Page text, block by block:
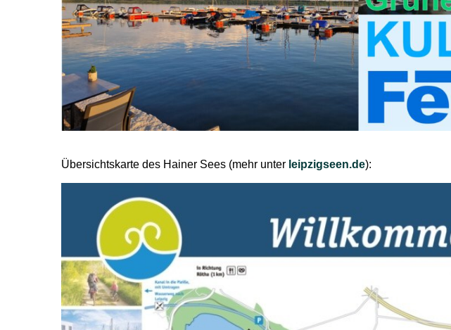
Übersichtskarte des Hainer Sees (mehr unter leipzigseen.de):